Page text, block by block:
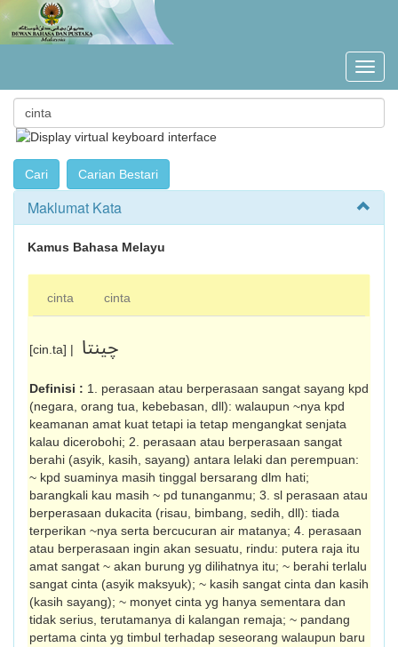
Maklumat Kata
Kamus Bahasa Melayu
cinta cinta
[cin.ta] | چينتا
Definisi : 1. perasaan atau berperasaan sangat sayang kpd
(negara, orang tua, kebebasan, dll): walaupun ~nya kpd
keamanan amat kuat tetapi ia tetap mengangkat senjata
kalau dicerobohi; 2. perasaan atau berperasaan sangat
berahi (asyik, kasih, sayang) antara lelaki dan perempuan:
~ kpd suaminya masih tinggal bersarang dlm hati;
barangkali kau masih ~ pd tunanganmu; 3. sl perasaan atau
berperasaan dukacita (risau, bimbang, sedih, dll): tiada
terperikan ~nya serta bercucuran air matanya; 4. perasaan
atau berperasaan ingin akan sesuatu, rindu: putera raja itu
amat sangat ~ akan burung yg dilihatnya itu; ~ berahi terlalu
sangat cinta (asyik maksyuk); ~ kasih sangat cinta dan kasih
(kasih sayang); ~ monyet cinta yg hanya sementara dan
tidak serius, terutamanya di kalangan remaja; ~ pandang
pertama cinta yg timbul terhadap seseorang walaupun baru